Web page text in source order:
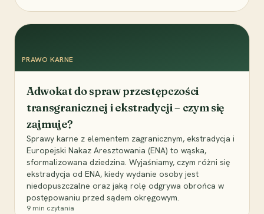
PRAWO KARNE
Adwokat do spraw przestępczości
transgranicznej i ekstradycji – czym się
zajmuje?
Sprawy karne z elementem zagranicznym, ekstradycja i
Europejski Nakaz Aresztowania (ENA) to wąska,
sformalizowana dziedzina. Wyjaśniamy, czym różni się
ekstradycja od ENA, kiedy wydanie osoby jest
niedopuszczalne oraz jaką rolę odgrywa obrońca w
postępowaniu przed sądem okręgowym.
9 min czytania